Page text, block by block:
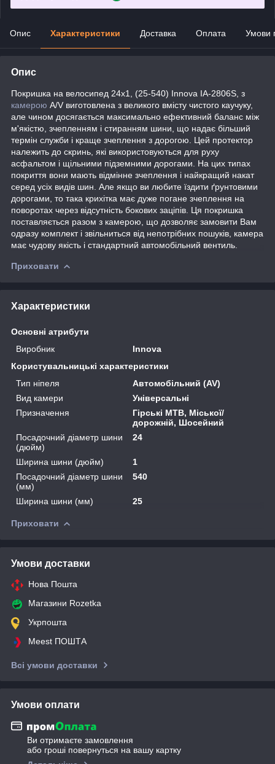
Опис Характеристики Доставка Оплата Умови
Опис
Покришка на велосипед 24x1, (25-540) Innova IA-2806S, з
камерою A/V виготовлена з великого вмісту чистого каучуку,
але чином досягається максимально ефективний баланс між
м'якістю, зчепленням і стиранням шини, що надає більший
термін служби і краще зчеплення з дорогою. Цей протектор
належить до скринь, які використовуються для руху
асфальтом і щільними підземними дорогами. На цих типах
покриття вони мають відмінне зчеплення і найкращий накат
серед усіх видів шин. Але якщо ви любите їздити ґрунтовими
дорогами, то така крихітка має дуже погане зчеплення на
поворотах через відсутність бокових заціпів. Ця покришка
поставляється разом з камерою, що дозволяє замовити Вам
одразу комплект і звільниться від непотрібних пошуків, камера
має чудову якість і стандартний автомобільний вентиль.
Приховати
Характеристики
Основні атрибути
Виробник
Innova
Користувальницькі характеристики
Тип ніпеля
Автомобільний (AV)
Вид камери
Універсальні
Призначення
Гірські MTB, Міської/
дорожній, Шосейний
Посадочний діаметр шини
(дюйм)
24
Ширина шини (дюйм)
1
Посадочний діаметр шини
(мм)
540
Ширина шини (мм) 25
Приховати
Умови доставки
Нова Пошта
Магазини Rozetka
Укрпошта
Meest ПОШТА
Всі умови доставки
Умови оплати
Ви отримаєте замовлення
або гроші повернуться на вашу картку